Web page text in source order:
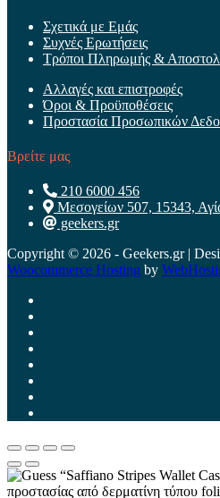
Σχετικά με Εμάς
Συχνές Ερωτήσεις
Τρόποι Πληρωμής &
Αλλαγές και επιστροφές
Όροι & Προϋποθέσεις
Προστασία Προσωπικών
Βρείτε μας
210 6000 456
Μεσογείων 507, 15343,
geekers.gr
Copyright © 2026 - Geekers.gr |
Woocommerce Hosting by